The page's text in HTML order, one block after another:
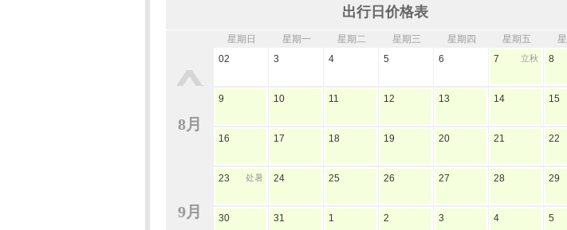
出行日价格表
8月
9月
星期日 星期一 星期二 星期三 星期四 星期五
02
3 4 5 6 7 立秋 8
9 10 11 12 13 14 15
16 17 18 19 20 21 22
23 处暑 24 25 26 27 28 29
30 31 1 2 3 4 5